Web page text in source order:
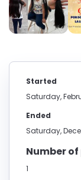
Started
Saturday,
Ended
Saturday,
Number
1